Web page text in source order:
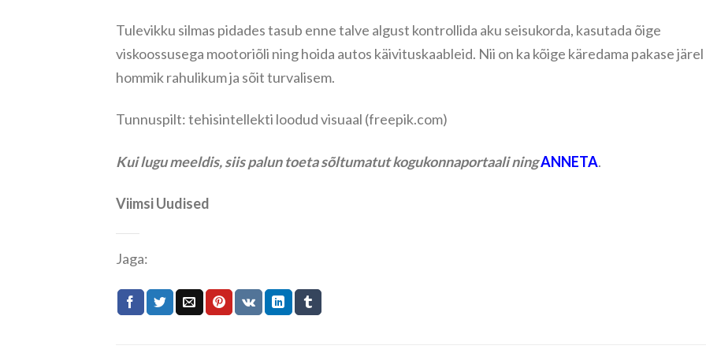
Tulevikku silmas pidades tasub enne talve algust kontrollida aku seisukorda, kasutada õige
viskoossusega mootoriõli ning hoida autos käivituskaableid. Nii on ka kõige käredama pakase järel
hommik rahulikum ja sõit turvalisem.
Tunnuspilt: tehisintellekti loodud visuaal (freepik.com)
Kui lugu meeldis, siis palun toeta sõltumatut kogukonnaportaali ningANNETA.
Viimsi Uudised
Jaga: